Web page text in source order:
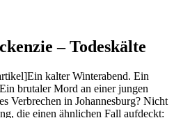
– Todeskälte
kalter Winterabend. Ein
brutaler Mord an einer jungen
Verbrechen in Johannesburg? Nicht
die einen ähnlichen Fall aufdeckt: